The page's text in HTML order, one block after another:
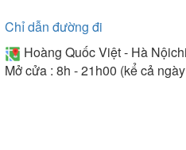
Chỉ dẫn đường đi
Hoàng Quốc Việt - Hà Nội
Mở cửa : 8h - 21h00 (kể cả